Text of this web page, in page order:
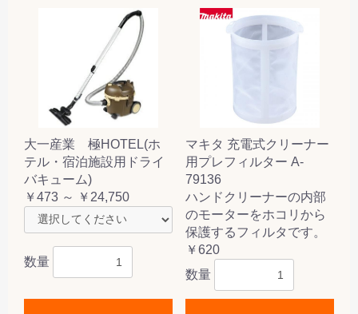
大一産業 極HOTEL(ホ
テル・宿泊施設用ドライ
バキューム)
￥473 ～ ￥24,750
数量
マキタ 充電式クリーナー
用プレフィルター A-
79136
ハンドクリーナーの内部
のモーターをホコリから
保護するフィルタです。
￥620
数量